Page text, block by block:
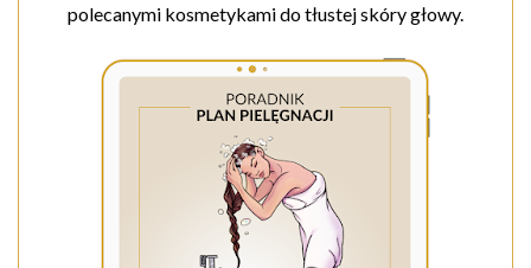
polecanymi kosmetykami do tłustej skóry głowy.